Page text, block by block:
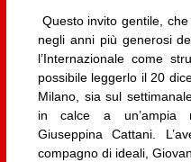
Questo invito gentile,
negli anni più generosi
l’Internazionale come
possibile leggerlo il 20
Milano, sia sul
in calce a un’ampia
Giuseppina Cattani.
compagno di ideali,